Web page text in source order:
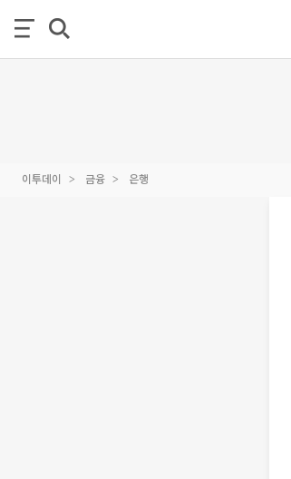
이투데이 금융 은행